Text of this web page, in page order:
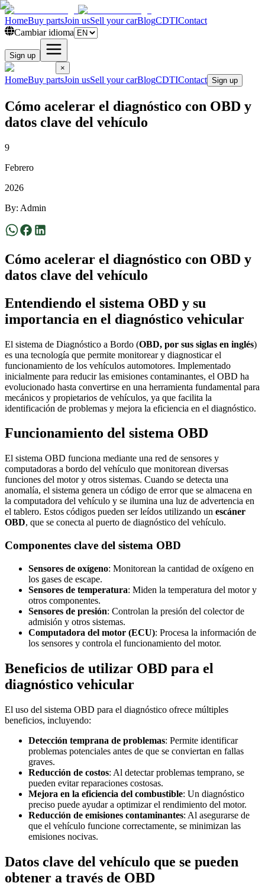
HomeBuy partsJoin usSell your carBlogCDTIContact
Cambiar idioma
Sign up
×
HomeBuy partsJoin usSell your carBlogCDTIContact Sign up
Cómo acelerar el diagnóstico con OBD y
datos clave del vehículo
9
Febrero
2026
By: Admin
Cómo acelerar el diagnóstico con OBD y
datos clave del vehículo
Entendiendo el sistema OBD y su
importancia en el diagnóstico vehicular
El sistema de Diagnóstico a Bordo (OBD, por sus siglas en inglés)
es una tecnología que permite monitorear y diagnosticar el
funcionamiento de los vehículos automotores. Implementado
inicialmente para reducir las emisiones contaminantes, el OBD ha
evolucionado hasta convertirse en una herramienta fundamental para
mecánicos y propietarios de vehículos, ya que facilita la
identificación de problemas y mejora la eficiencia en el diagnóstico.
Funcionamiento del sistema OBD
El sistema OBD funciona mediante una red de sensores y
computadoras a bordo del vehículo que monitorean diversas
funciones del motor y otros sistemas. Cuando se detecta una
anomalía, el sistema genera un código de error que se almacena en
la computadora del vehículo y se ilumina una luz de advertencia en
el tablero. Estos códigos pueden ser leídos utilizando un escáner
OBD, que se conecta al puerto de diagnóstico del vehículo.
Componentes clave del sistema OBD
Sensores de oxígeno: Monitorean la cantidad de oxígeno en
los gases de escape.
Sensores de temperatura: Miden la temperatura del motor y
otros componentes.
Sensores de presión: Controlan la presión del colector de
admisión y otros sistemas.
Computadora del motor (ECU): Procesa la información de
los sensores y controla el funcionamiento del motor.
Beneficios de utilizar OBD para el
diagnóstico vehicular
El uso del sistema OBD para el diagnóstico ofrece múltiples
beneficios, incluyendo:
Detección temprana de problemas: Permite identificar
problemas potenciales antes de que se conviertan en fallas
graves.
Reducción de costos: Al detectar problemas temprano, se
pueden evitar reparaciones costosas.
Mejora en la eficiencia del combustible: Un diagnóstico
preciso puede ayudar a optimizar el rendimiento del motor.
Reducción de emisiones contaminantes: Al asegurarse de
que el vehículo funcione correctamente, se minimizan las
emisiones nocivas.
Datos clave del vehículo que se pueden
obtener a través de OBD